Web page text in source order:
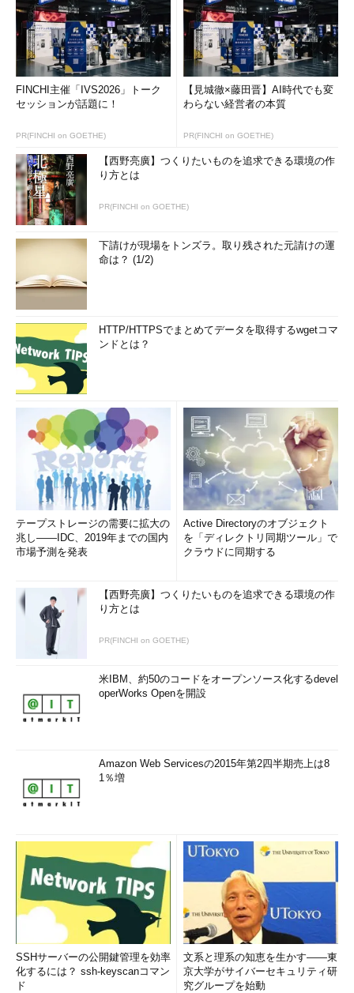
FINCHI主催「IVS2026」トーク
セッションが話題に！
PR(FINCHI on GOETHE)
【見城徹×藤田晋】AI時代でも変
わらない経営者の本質
PR(FINCHI on GOETHE)
【西野亮廣】つくりたいものを追求できる環境の作
り方とは
PR(FINCHI on GOETHE)
下請けが現場をトンズラ。取り残された元請けの運
命は？ (1/2)
HTTP/HTTPSでまとめてデータを取得するwgetコマ
ンドとは？
テープストレージの需要に拡大の
兆し――IDC、2019年までの国内
市場予測を発表
Active Directoryのオブジェクト
を「ディレクトリ同期ツール」で
クラウドに同期する
【西野亮廣】つくりたいものを追求できる環境の作
り方とは
PR(FINCHI on GOETHE)
米IBM、約50のコードをオープンソース化するdevel
operWorks Openを開設
Amazon Web Servicesの2015年第2四半期売上は8
1％増
SSHサーバーの公開鍵管理を効率
化するには？ ssh-keyscanコマン
ド
文系と理系の知恵を生かす――東
京大学がサイバーセキュリティ研
究グループを始動